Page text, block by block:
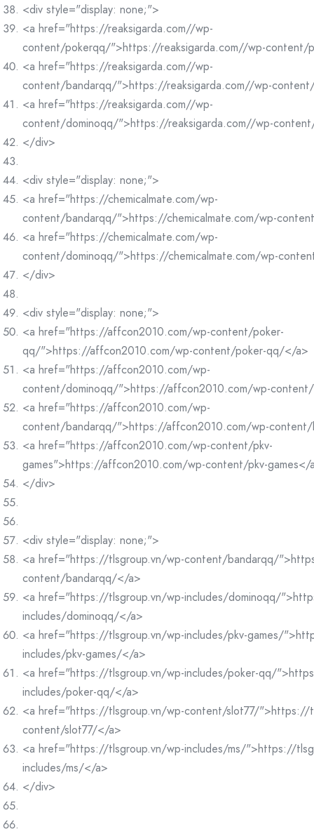
<div style="display: none;">
<a href="https://reaksigarda.com//wp-
content/pokerqq/">https://reaksigarda.com//wp-content/
<a href="https://reaksigarda.com//wp-
content/bandarqq/">https://reaksigarda.com//wp-
<a href="https://reaksigarda.com//wp-
content/dominoqq/">https://reaksigarda.com//wp-
</div>
<div style="display: none;">
<a href="https://chemicalmate.com/wp-
content/bandarqq/">https://chemicalmate.com/wp-
<a href="https://chemicalmate.com/wp-
content/dominoqq/">https://chemicalmate.com/wp-
</div>
<div style="display: none;">
<a href="https://affcon2010.com/wp-content/poker-
qq/">https://affcon2010.com/wp-content/poker-qq/</a>
<a href="https://affcon2010.com/wp-
content/dominoqq/">https://affcon2010.com/wp-
<a href="https://affcon2010.com/wp-
content/bandarqq/">https://affcon2010.com/wp-
<a href="https://affcon2010.com/wp-content/pkv-
games">https://affcon2010.com/wp-content/pkv-games</
</div>
<div style="display: none;">
<a href="https://tlsgroup.vn/wp-content/bandarqq/
content/bandarqq/</a>
<a href="https://tlsgroup.vn/wp-includes/dominoqq/
includes/dominoqq/</a>
<a href="https://tlsgroup.vn/wp-includes/pkv-games/
includes/pkv-games/</a>
<a href="https://tlsgroup.vn/wp-includes/poker-qq/
includes/poker-qq/</a>
<a href="https://tlsgroup.vn/wp-content/slot77/">https://
content/slot77/</a>
<a href="https://tlsgroup.vn/wp-includes/ms/">https://
includes/ms/</a>
</div>